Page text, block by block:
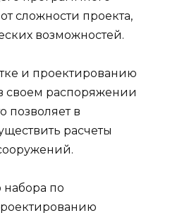
сложности проекта,
возможностей.
и проектированию
своем распоряжении
позволяет в
расчеты
по